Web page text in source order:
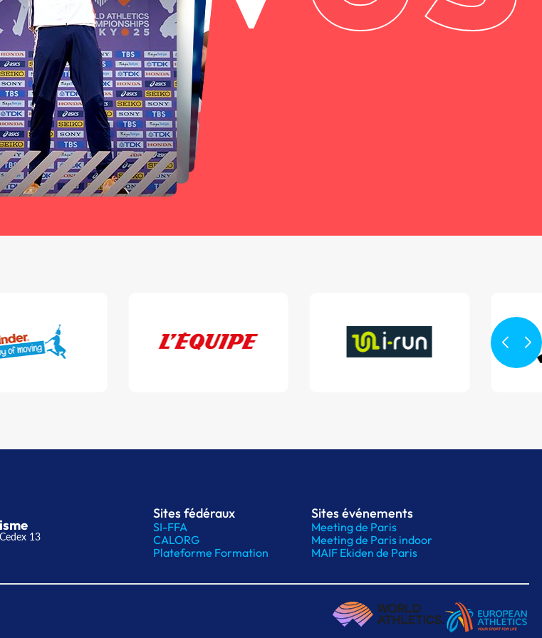
13
Sites fédéraux
SI-FFA
CALORG
Plateforme Formation
Sites événements
Meeting de Paris
Meeting de Paris indoor
MAIF Ekiden de Paris